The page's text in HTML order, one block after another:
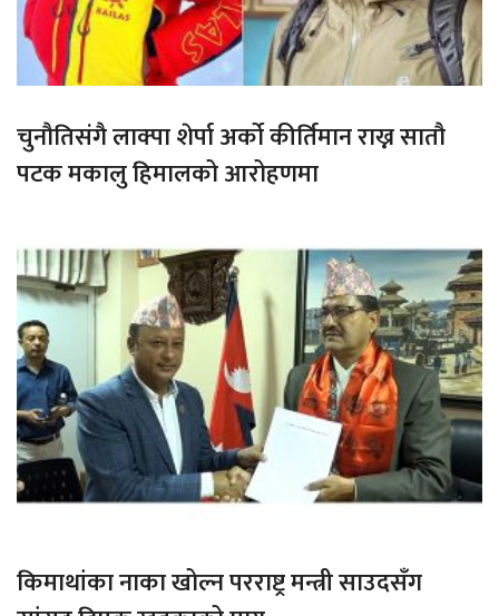
चुनौतिसंगै लाक्पा शेर्पा अर्को कीर्तिमान राख्न सातौ
पटक मकालु हिमालको आरोहणमा
किमाथांका नाका खोल्न परराष्ट्र मन्त्री साउदसँग